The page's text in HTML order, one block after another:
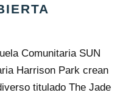
Comunitaria SUN
Harrison Park crean
titulado The Jade